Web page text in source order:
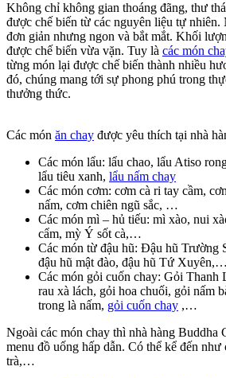
Không chỉ không gian thoáng đãng, thư
được chế biến từ các nguyên liệu tự
đơn giản nhưng ngon và bắt mắt. Khối
được chế biến vừa vặn. Tuy là các món
từng món lại được chế biến thành nhiều
đó, chúng mang tới sự phong phú trong
thưởng thức.
Các món ăn chay được yêu thích tại nhà
Các món lẩu: lẩu chao, lẩu Atiso
lẩu tiêu xanh, lẩu nấm chay
Các món cơm: cơm cà ri tay cầm,
nấm, cơm chiên ngũ sắc, …
Các món mì – hủ tiếu: mì xào, nui
cẩm, mỳ Ý sốt cà,…
Các món từ đậu hũ: Đậu hũ Trường
đậu hũ mật đào, đậu hũ Tứ Xuyên,…
Các món gỏi cuốn chay: Gỏi Thanh
rau xà lách, gỏi hoa chuối, gỏi nấm
trong là nấm, gỏi cuốn chay ,…
Ngoài các món chay thì nhà hàng Buddha
menu đồ uống hấp dẫn. Có thể kể đến như
trà,…